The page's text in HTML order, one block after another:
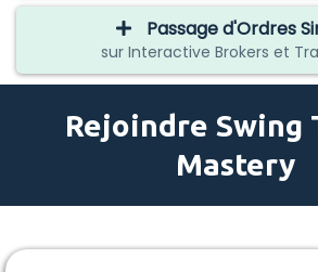
Passage d'Ordres
sur Interactive Brokers et
Rejoindre Swing
Mastery